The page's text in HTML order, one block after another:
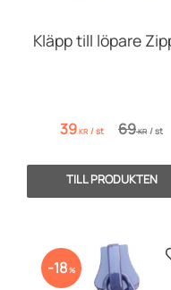
Kläpp till löpare
39KR /st 69KR /st
18%